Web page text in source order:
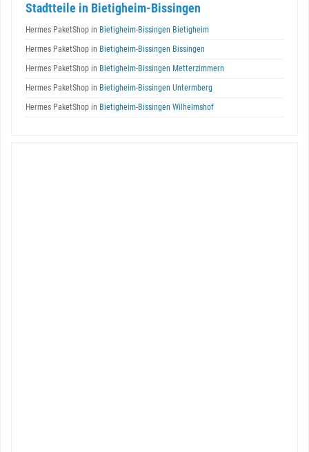
Stadtteile in Bietigheim-Bissingen
Hermes PaketShop in Bietigheim-Bissingen Bietigheim
Hermes PaketShop in Bietigheim-Bissingen Bissingen
Hermes PaketShop in Bietigheim-Bissingen Metterzimmern
Hermes PaketShop in Bietigheim-Bissingen Untermberg
Hermes PaketShop in Bietigheim-Bissingen Wilhelmshof